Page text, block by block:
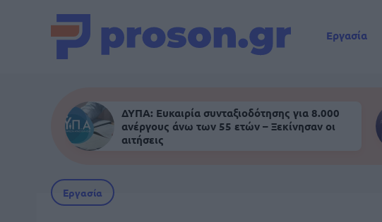
Εργασία
ΔΥΠΑ: Ευκαιρία συνταξιοδότησης για 8.000
ανέργους άνω των 55 ετών – Ξεκίνησαν οι
αιτήσεις
Εργασία